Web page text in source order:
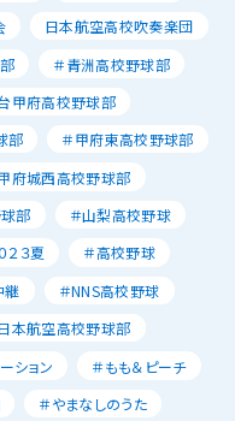
日本航空高校吹奏楽団
＃青洲高校野球部
甲府高校野球部
部
＃甲府東高校野球部
府城西高校野球部
部
＃山梨高校野球
２３夏
＃高校野球
継
＃NNS高校野球
本航空高校野球部
ション
＃もも＆ピーチ
＃やまなしのうた